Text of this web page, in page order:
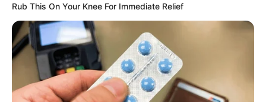
Rub This On Your Knee For Immediate Relief